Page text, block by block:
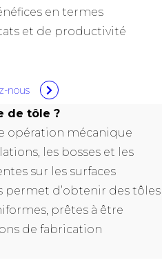
en termes
et de productivité
nous
de tôle ?
opération mécanique
les bosses et les
sur les surfaces
permet d’obtenir des tôles
prêtes à être
de fabrication